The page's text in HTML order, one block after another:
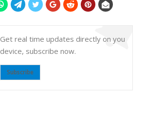
Get real time updates directly on you
device, subscribe now.
Subscribe